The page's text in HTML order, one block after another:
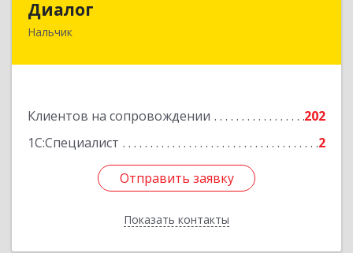
Диалог
Нальчик
Клиентов на сопровождении
202
1С:Специалист
2
Отправить заявку
Показать контакты
360016, Кабардино-Балкарская Респ, Нальчик г,
Отправить заявку
Назад